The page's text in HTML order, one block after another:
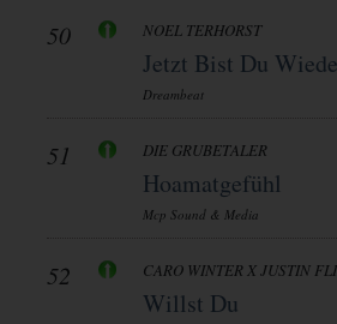
50 NOEL TERHORST
Jetzt Bist Du
Dreambeat
51 DIE GRUBETALER
Hoamatgefühl
Mcp Sound & Media
52 CARO WINTER X JUSTIN
Willst Du